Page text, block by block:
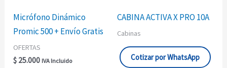
Micrófono Dinámico
Promic 500 + Envío Gratis
OFERTAS
$ 25.000 IVA Incluido
CABINA ACTIVA X PRO 10A
Cabinas
Cotizar por WhatsApp